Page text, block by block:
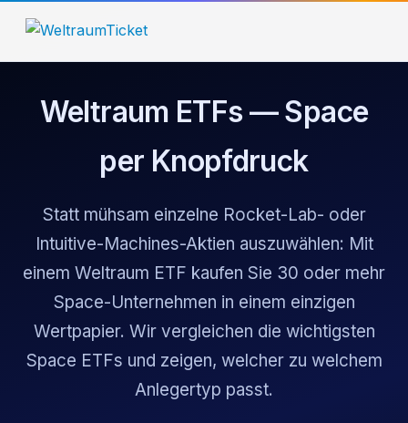
Weltraum ETFs — Space
per Knopfdruck
Statt mühsam einzelne Rocket-Lab- oder
Intuitive-Machines-Aktien auszuwählen: Mit
einem Weltraum ETF kaufen Sie 30 oder mehr
Space-Unternehmen in einem einzigen
Wertpapier. Wir vergleichen die wichtigsten
Space ETFs und zeigen, welcher zu welchem
Anlegertyp passt.